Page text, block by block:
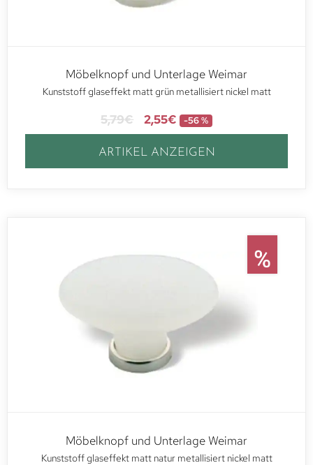
Möbelknopf und Unterlage Weimar
Kunststoff glaseffekt matt grün metallisiert nickel matt
5,79€ 2,55€ -56 %
ARTIKEL ANZEIGEN
Möbelknopf und Unterlage Weimar
Kunststoff glaseffekt matt natur metallisiert nickel matt